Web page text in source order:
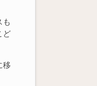
も
ど
移